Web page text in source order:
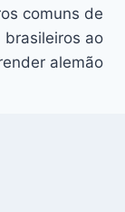
comuns de
brasileiros ao
alemão